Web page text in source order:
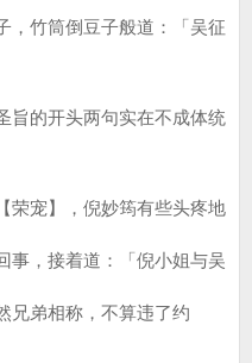
竹筒倒豆子般道：「吴征
的开头两句实在不成体统
宠】，倪妙筠有些头疼地
事，接着道：「倪小姐与吴
兄弟相称，不算违了约